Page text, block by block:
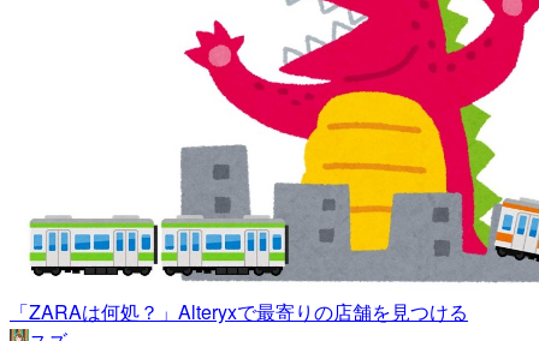
「ZARAは何処？」Alteryxで最寄りの店舗を見つける